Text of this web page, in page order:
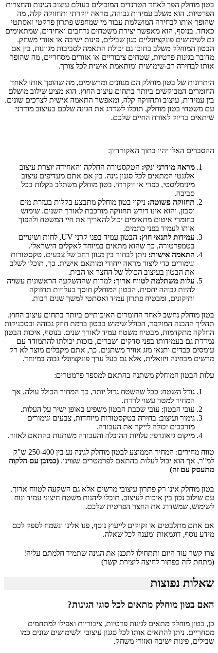
בטון מוחלק הפך לאחד הטרנדים המובילים בעולם עיצוב הגינות והחצרות
הפרטיות. הוא משלב עמידות גבוהה, מראה יוקרתי ותחזוקה קלה, מה
שהופך אותו לבחירה המושלמת עבור מי שמחפש פתרון פרקטי ואסתטי
כאחד. בנוסף, הוא מאפשר יצירת משטחים נרחבים ואחידים, שמתאימים
גם לשימושים פונקציונליים כגון שבילים, פינות ישיבה או אזורי משחק.
הבטון המוחלק משלב בתוכו גם יכולת התאמה לסביבות מגוונות, בין אם
מדובר בגינות פרטיות, שטחים ציבוריים או אזורים מסחריים, מה שהופך
אותו לבחירה רב-שימושית ומותאמת אישית לכל צורך.
היתרונות של בטון מוחלק הם מגוונים ומרשימים, מה שהופך אותו לאחד
החומרים המבוקשים ביותר בתחום עיצוב החוץ. הוא מציע שילוב מושלם
בין עמידות, עיצוב ותחזוקה קלה, ומאפשר התאמה אישית לצרכים שונים.
עם משטחי בטון מוחלק, תוכלו לשדרג את הגינה שלכם בעיצוב מודרני
שיתאים בדיוק לאורח החיים שלכם.
ההסברים האלו יהיו בתוך האקורדיון:
מראה מודרני ונקי: הטקסטורה החלקה והאחידה יוצרת עיצוב
אלגנטי המתאים לכל סגנון גינה. בין אם אתם מעדיפים עיצוב
מינימליסטי, כפרי או יוקרתי, בטון מוחלק משתלב בקלות בכל
סביבה.
תחזוקה פשוטה: ניקוי בטון מוחלק מתבצע בקלות בעזרת מים
וסבון, והוא אינו דורש תחזוקה מורכבת לאורך השנים. שימוש
בחומרי איטום מתאימים יכול להאריך את חיי המשטח ולהפוך
אותו לעמיד בפני כתמים.
עמידות לתנאי חוץ:
הבטון עמיד בפני קרני UV, לחות ושינויים
בטמפרטורה, כך שהוא מתאים במיוחד לאקלים הישראלי.
התאמה אישית: ניתן לבחור בין מגוון רחב של צבעים, טקסטורות
וגימורים כדי ליצור מראה ייחודי ומותאם אישית. כך, תוכלו לשלב
את הבטון בעיצוב הכולל של החצר או הבית.
עלות משתלמת לטווח ארוך: למרות שההשקעה הראשונית עשויה
להיות גבוהה יחסית, הבטון המוחלק חוסך בעלויות תחזוקה
ותיקונים, ומבטיח פתרון עמיד ואסתטי למשך שנים רבות.
בטון מוחלק נחשב לאחד החומרים האיכותיים ביותר בתחום עיצוב החוץ.
תהליך ההכנה המוקפד, הכולל שימוש בבטון ברמת חוזק גבוהה ובטכניקות
החלקה מתקדמות, מבטיח משטח עמיד לאורך שנים. בנוסף, איכות הבטון
נמדדת גם בעמידותו בפני סדקים ושברים, בזכות יכולתו להתמודד עם
עומסים כבדים ותנאי מזג אוויר משתנים. כך, אתם מקבלים מוצר לא רק
מרשים מבחינה ויזואלית, אלא גם בעל ערך פונקציונלי גבוה במיוחד.
עלות הבטון המוחלק משתנה בהתאם למספר פרמטרים:
גודל השטח: ככל שהשטח גדול יותר, כך המחיר הכולל עולה, אך
המחיר למטר עשוי לרדת.
עובי הבטון: עובי שכבת הבטון משפיע באופן ישיר על העלות.
גימור ועיצוב: בחירה בטקסטורות מיוחדות, צבעים וגימורים
מורכבים יכולה לייקר את העבודה.
מיקום גיאוגרפי: עלויות ההובלה והעבודה משתנות בהתאם לאזור.
טווח מחירים: המחיר הממוצע לבטון מוחלק לגינה נע בין 250-400 ש"ק
למ"ר, אך הוא יכול לעלות בהתאם לפרמטרים שצוינו. (כמובן עם הלקוח
מתעסק עם זה)
בטון מוחלק אינו רק פתרון עיצובי מרשים אלא גם השקעה לטווח ארוך.
עם שילוב נכון בין איכות לעיצוב, תוכלו ליהנות משטח חיצוני עמיד ונוח
לשימוש, שמשדרג את החצר הפרטית שלכם.
אם אתם מתלבטים או זקוקים לייעוץ נוסף, פנו אלינו ונשמח לספק לכם
מידע נוסף, דוגמאות ומענה לכל שאלה.
צרו קשר עוד היום ותתחילו לתכנן את הגינה שתמיד חלמתם עליה!
(מתחת לזה כפתור לחיצה ליצירת קשר)
שאלות נפוצות
האם בטון מוחלק מתאים לכל סוגי הגינות?
כן, בטון מוחלק מתאים לגינות פרטיות, ציבוריות ואפילו למתחמים
מסחריים. ניתן להתאים אותו לכל סגנון עיצובי ולשימושים שונים כמו
שבילים, פינות ישיבה ואזורי משחק.